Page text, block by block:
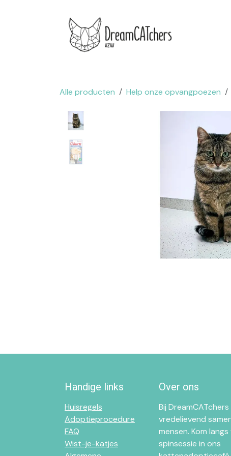
Alle producten Help onze opvangpoezen
Handige links
Huisregels
Adoptieprocedure
FAQ
Wist-je-katjes
Over ons
Bij
vredelievend
mensen. Kom
spinsessie in ons